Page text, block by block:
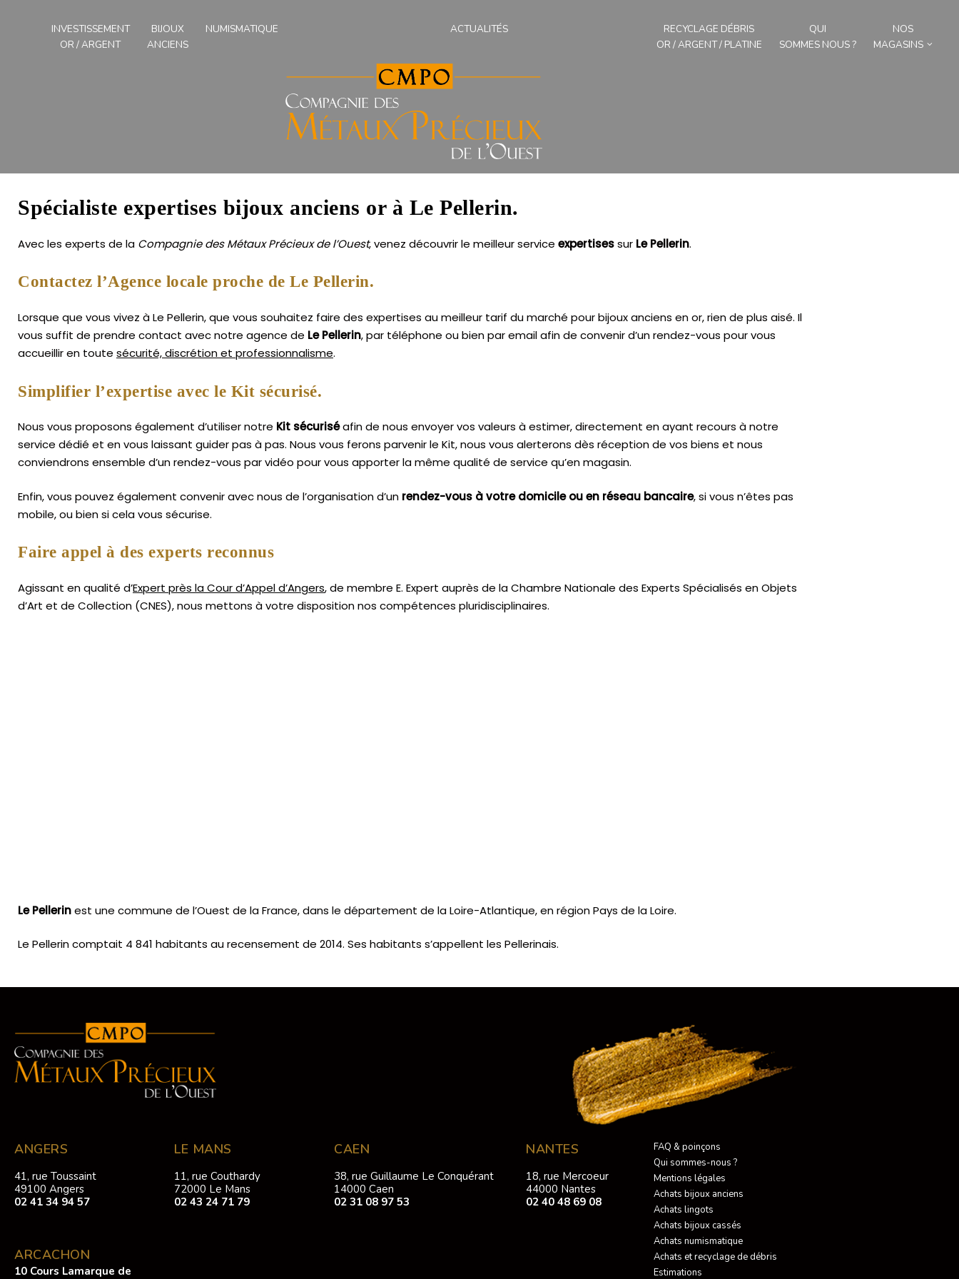
INVESTISSEMENT
OR / ARGENT
BIJOUX
ANCIENS
NUMISMATIQUE ACTUALITÉS
RECYCLAGE DÉBRIS
OR / ARGENT / PLATINE
QUI
SOMMES NOUS ?
NOS
MAGASINS
Spécialiste expertises bijoux anciens or à Le Pellerin.
Avec les experts de la Compagnie des Métaux Précieux de l’Ouest, venez découvrir le meilleur service expertisessur Le Pellerin.
Contactez l’Agence locale proche de Le Pellerin.
Lorsque que vous vivez à Le Pellerin, que vous souhaitez faire des expertises au meilleur tarif du marché pour bijoux anciens en or, rien de plus aisé. Il
vous suffit de prendre contact avec notre agence de Le Pellerin, par téléphone ou bien par email afin de convenir d’un rendez-vous pour vous
accueillir en toute sécurité, discrétion et professionnalisme.
Simplifier l’expertise avec le Kit sécurisé.
Nous vous proposons également d’utiliser notre Kit sécuriséafin de nous envoyer vos valeurs à estimer, directement en ayant recours à notre
service dédié et en vous laissant guider pas à pas. Nous vous ferons parvenir le Kit, nous vous alerterons dès réception de vos biens et nous
conviendrons ensemble d’un rendez-vous par vidéo pour vous apporter la même qualité de service qu’en magasin.
Enfin, vous pouvez également convenir avec nous de l’organisation d’un rendez-vous à votre domicile ou en réseau bancaire, si vous n’êtes pas
mobile, ou bien si cela vous sécurise.
Faire appel à des experts reconnus
Agissant en qualité d’Expert près la Cour d’Appel d’Angers, de membre E. Expert auprès de laChambre Nationale des Experts Spécialisés en Objets
d’Art et de Collection (CNES),nous mettons à votre disposition nos compétences pluridisciplinaires.
Le Pellerinest une commune de l’Ouest de la France, dans le département de la Loire-Atlantique, en région Pays de la Loire.
Le Pellerin comptait 4 841 habitants au recensement de 2014. Ses habitants s’appellent les Pellerinais.
ANGERS
41, rue Toussaint
49100 Angers
02 41 34 94 57
ARCACHON
10 Cours Lamarque de
LE MANS
11, rue Couthardy
72000 Le Mans
02 43 24 71 79
CAEN
38, rue Guillaume Le Conquérant
14000 Caen
02 31 08 97 53
NANTES
18, rue Mercoeur
44000 Nantes
02 40 48 69 08
FAQ & poinçons
Qui sommes-nous ?
Mentions légales
Achats bijoux anciens
Achats lingots
Achats bijoux cassés
Achats numismatique
Achats et recyclage de débris
Estimations